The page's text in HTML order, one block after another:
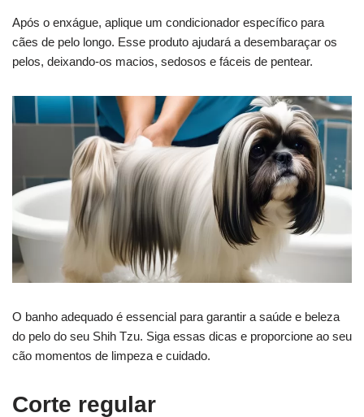
Após o enxágue, aplique um condicionador específico para
cães de pelo longo. Esse produto ajudará a desembaraçar os
pelos, deixando-os macios, sedosos e fáceis de pentear.
O banho adequado é essencial para garantir a saúde e beleza
do pelo do seu Shih Tzu. Siga essas dicas e proporcione ao seu
cão momentos de limpeza e cuidado.
Corte regular